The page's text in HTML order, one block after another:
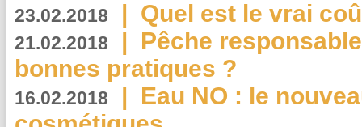
23.02.2018 | Quel est le vrai
21.02.2018 | Pêche
bonnes pratiques ?
16.02.2018 | Eau NO : le